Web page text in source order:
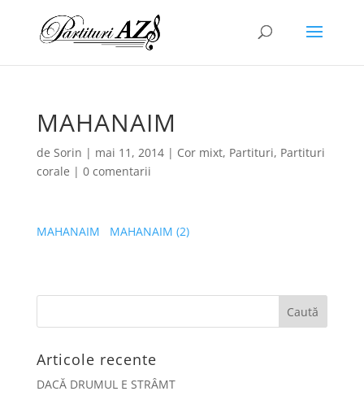
MAHANAIM
de Sorin | mai 11, 2014| Cor mixt, Partituri, Partituri
corale | 0 comentarii
MAHANAIM MAHANAIM (2)
Articole recente
DACĂ DRUMUL E STRÂMT